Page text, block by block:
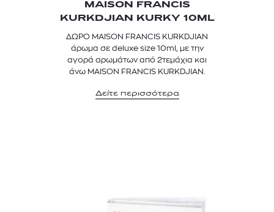
MAISON FRANCIS
KURKDJIAN KURKY 10ML
ΔΩΡΟ MAISON FRANCIS KURKDJIAN
άρωμα σε deluxe size 10ml, με την
αγορά αρωμάτων από 2τεμάχια και
άνω MAISON FRANCIS KURKDJIAN.
Δείτε περισσότερα